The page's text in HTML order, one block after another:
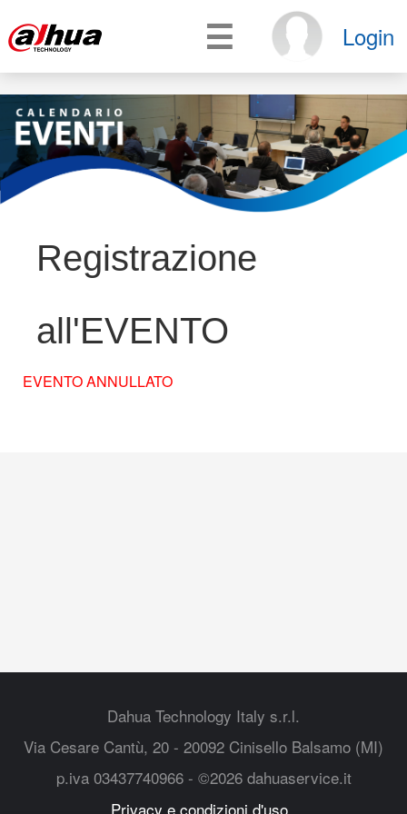
Login
☰
Registrazione
all'EVENTO
EVENTO ANNULLATO
Dahua Technology Italy s.r.l.
Via Cesare Cantù, 20 - 20092 Cinisello Balsamo (MI)
p.iva 03437740966 - ©2026 dahuaservice.it
Privacy e condizioni d'uso